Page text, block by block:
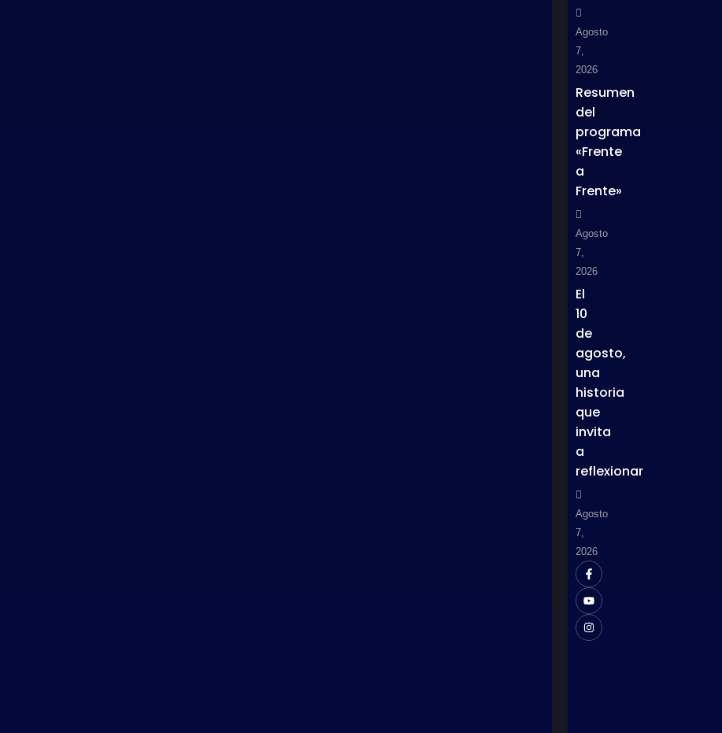
Agosto
7,
2026
Resumen
del
programa
«Frente
a
Frente»
Agosto
7,
2026
El
10
de
agosto,
una
historia
que
invita
a
reflexionar
Agosto
7,
2026